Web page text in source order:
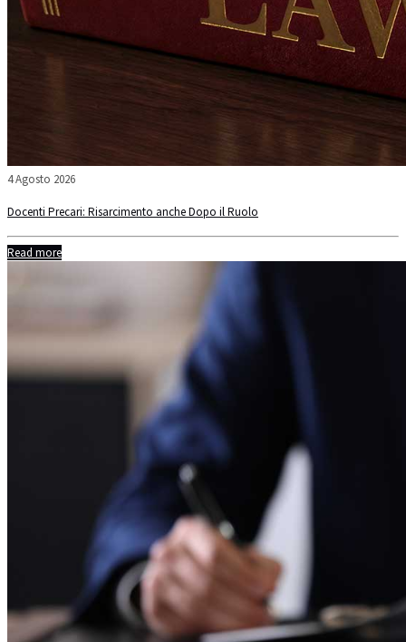
4 Agosto 2026
Docenti Precari: Risarcimento anche Dopo il Ruolo
Read more